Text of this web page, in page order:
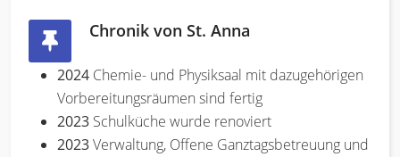
Chronik von St. Anna
2024 Chemie- und Physiksaal mit dazugehörigen
Vorbereitungsräumen sind fertig
2023 Schulküche wurde renoviert
2023Verwaltung, Offene Ganztagsbetreuung und